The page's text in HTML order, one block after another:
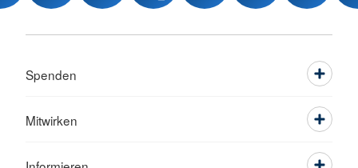
Spenden
Mitwirken